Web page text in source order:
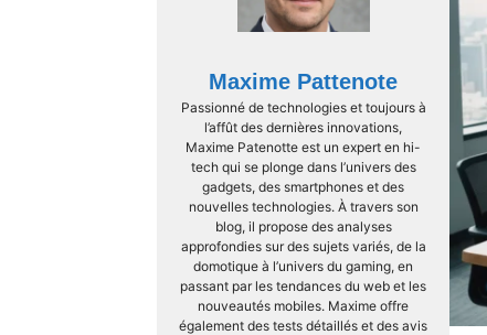
Maxime Pattenote
Passionné de technologies et toujours à
l’affût des dernières innovations,
Maxime Patenotte est un expert en hi-
tech qui se plonge dans l’univers des
gadgets, des smartphones et des
nouvelles technologies. À travers son
blog, il propose des analyses
approfondies sur des sujets variés, de la
domotique à l’univers du gaming, en
passant par les tendances du web et les
nouveautés mobiles. Maxime offre
également des tests détaillés et des avis